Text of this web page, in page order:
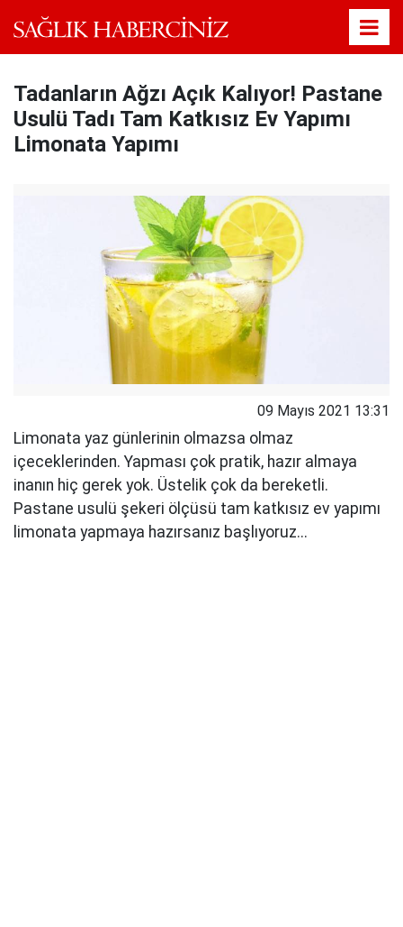
Tadanların Ağzı Açık Kalıyor! Pastane
Usulü Tadı Tam Katkısız Ev Yapımı
Limonata Yapımı
09 Mayıs 2021 13:31
Limonata yaz günlerinin olmazsa olmaz
içeceklerinden. Yapması çok pratik, hazır almaya
inanın hiç gerek yok. Üstelik çok da bereketli.
Pastane usulü şekeri ölçüsü tam katkısız ev yapımı
limonata yapmaya hazırsanız başlıyoruz...